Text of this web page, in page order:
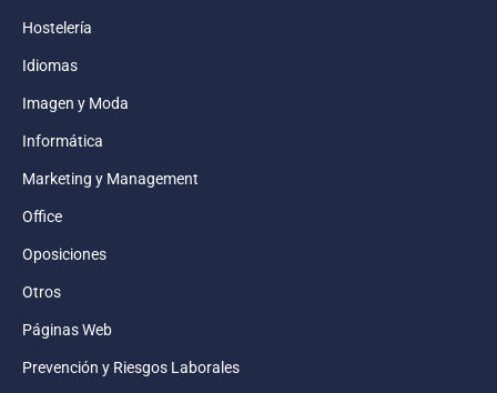
Hostelería
Idiomas
Imagen y Moda
Informática
Marketing y Management
Office
Oposiciones
Otros
Páginas Web
Prevención y Riesgos Laborales